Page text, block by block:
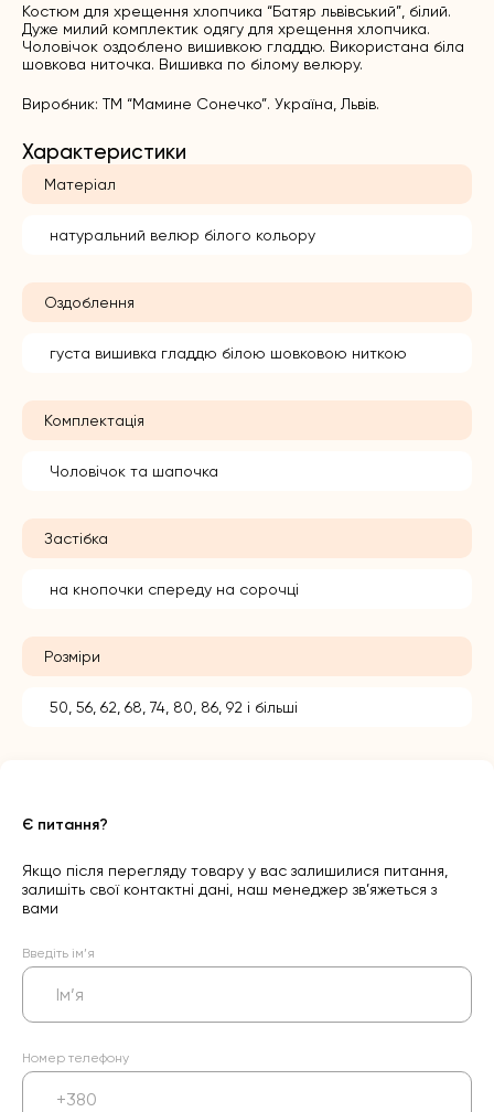
Костюм для хрещення хлопчика “Батяр львівський”, білий.
Дуже милий комплектик одягу для хрещення хлопчика.
Чоловічок оздоблено вишивкою гладдю. Використана біла
шовкова ниточка. Вишивка по білому велюру.
Виробник: ТМ “Мамине Сонечко”. Україна, Львів.
Характеристики
Матеріал
натуральний велюр білого кольору
Оздоблення
густа вишивка гладдю білою шовковою ниткою
Комплектація
Чоловічок та шапочка
Застібка
на кнопочки спереду на сорочці
Розміри
50, 56, 62, 68, 74, 80, 86, 92 і більші
Є питання?
Якщо після перегляду товару у вас залишилися питання,
залишіть свої контактні дані, наш менеджер зв’яжеться з
вами
Введіть ім’я
Номер телефону